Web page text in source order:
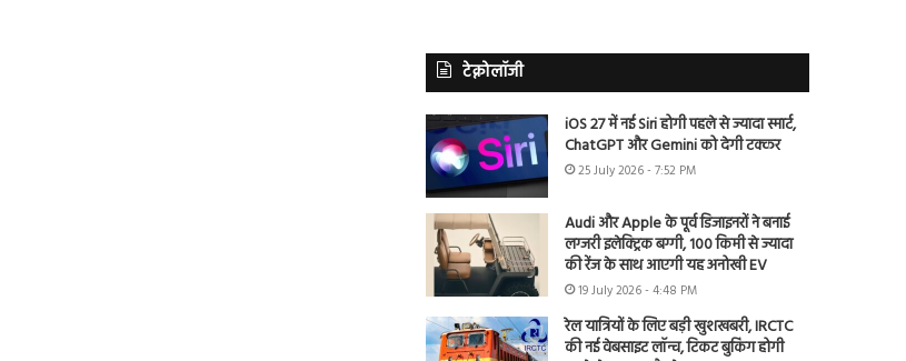
टेक्नोलॉजी
iOS 27 में नई Siri होगी पहले से ज्यादा स्मार्ट,
ChatGPT और Gemini को देगी टक्कर
25 July 2026 - 7:52 PM
Audi और Apple के पूर्व डिजाइनरों ने बनाई
लग्जरी इलेक्ट्रिक बग्गी, 100 किमी से ज्यादा
की रेंज के साथ आएगी यह अनोखी EV
19 July 2026 - 4:48 PM
रेल यात्रियों के लिए बड़ी खुशखबरी, IRCTC
की नई वेबसाइट लॉन्च, टिकट बुकिंग होगी